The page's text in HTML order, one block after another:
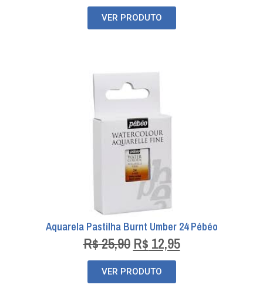
VER PRODUTO
Aquarela Pastilha Burnt Umber 24 Pébéo
R$25,90 R$ 12,95
VER PRODUTO